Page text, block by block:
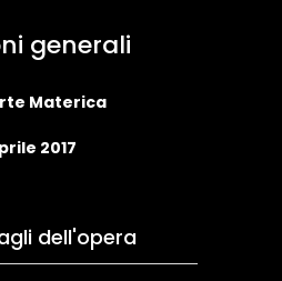
generali
Materica
2017
dell'opera